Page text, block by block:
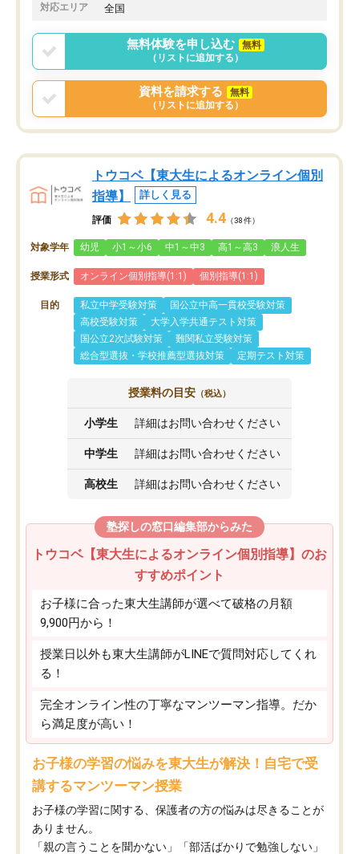
対応エリア 全国
無料体験を申し込む
無料
（リストに追加する）
資料を請求する
無料
（リストに追加する）
トウコベ【東大生によるオンライン個別
指導】
詳しく見る
評価 4.4 （38件）
対象学年 幼児 小1～小6 中1～中3 高1～高3 浪人生
授業形式 オンライン個別指導(1:1) 個別指導(1:1)
目的 私立中学受験対策
国公立中高一貫校受験対策
高校受験対策
大学入学共通テスト対策
国公立2次試験対策
難関私立受験対策
総合型選抜・学校推薦型選抜対策
定期テスト対策
授業料の目安 （税込）
小学生 詳細はお問い合わせください
中学生 詳細はお問い合わせください
高校生 詳細はお問い合わせください
塾探しの窓口編集部からみた
トウコベ【東大生によるオンライン個別指導】のお
すすめポイント
お子様に合った東大生講師が選べて破格の月額
9,900円から！
授業日以外も東大生講師がLINEで質問対応してくれ
る！
完全オンライン性の丁寧なマンツーマン指導。だか
ら満足度が高い！
お子様の学習の悩みを東大生が解決！自宅で受
講するマンツーマン授業
お子様の学習に関する、保護者の方の悩みは尽きることが
ありません。
「親の言うことを聞かない」「部活ばかりで勉強しない」